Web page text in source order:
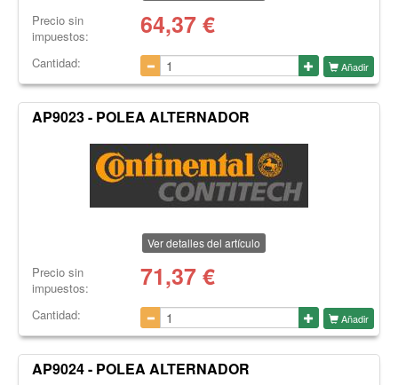
Precio sin
impuestos:
64,37€
Cantidad: Añadir
AP9023 - POLEA ALTERNADOR
Ver detalles del artículo
Precio sin
impuestos:
71,37€
Cantidad: Añadir
AP9024 - POLEA ALTERNADOR